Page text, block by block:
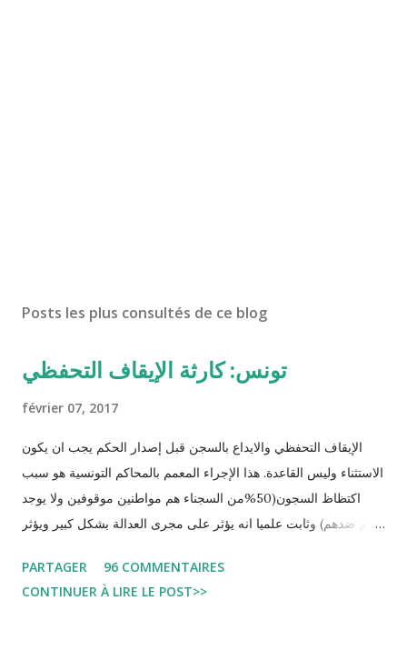
Posts les plus consultés de ce blog
تونس: كارثة الإيقاف التحفظي
février 07, 2017
الإيقاف التحفظي والايداع بالسجن قبل إصدار الحكم يجب ان يكون
الاستثناء وليس القاعدة. هذا الإجراء المعمم بالمحاكم التونسية هو سبب
اكتظاظ السجون(50%من السجناء هم مواطنين موقوفين ولا يوجد
حكم ضدهم) وثابت علميا انه يؤثر على مجرى العدالة بشكل كبير ويؤثر
التي قضاها تحفظيا . هذه الممارسات تسبب كوارث اجتماعية واقتصادية
و تجعل المواطن يحقد على المنظومة القضائية و يحس بالظلم و القهر
PARTAGER
96 COMMENTAIRES
CONTINUER À LIRE LE POST>>